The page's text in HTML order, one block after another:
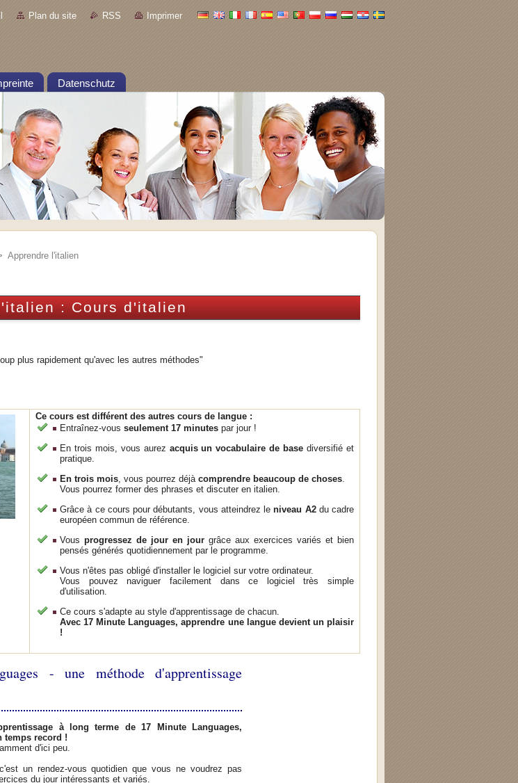
Plan du site RSS Imprimer
Datenschutz
Apprendre l'italien
: Cours d'italien
plus rapidement qu'avec les autres méthodes"
Ce cours est différent des autres cours de langue :
Entraînez-vous seulement 17 minutes par jour !
En trois mois, vous aurez acquis un vocabulaire de base diversifié et
pratique.
En trois mois , vous pourrez déjà comprendre beaucoup de choses
Vous pourrez former des phrases et discuter en italien.
Grâce à ce cours pour débutants, vous atteindrez leniveau A2du cadre
européen commun de référence.
Vous progressez de jour en jour grâce aux exercices variés et bien
pensés générés quotidiennement par le programme.
Vous n'êtes pas obligé d'installer le logiciel sur votre ordinateur.
Vous pouvez naviguer facilement dans ce logiciel très simple
d'utilisation.
Ce cours s'adapte au style d'apprentissage de chacun.
Avec 17 Minute Languages, apprendre une langue devient un plaisir
!
- une méthode d'apprentissage
à long terme de 17 Minute Languages,
temps record !
d'ici peu.
un rendez-vous quotidien que vous ne voudrez pas
du jour intéressants et variés.